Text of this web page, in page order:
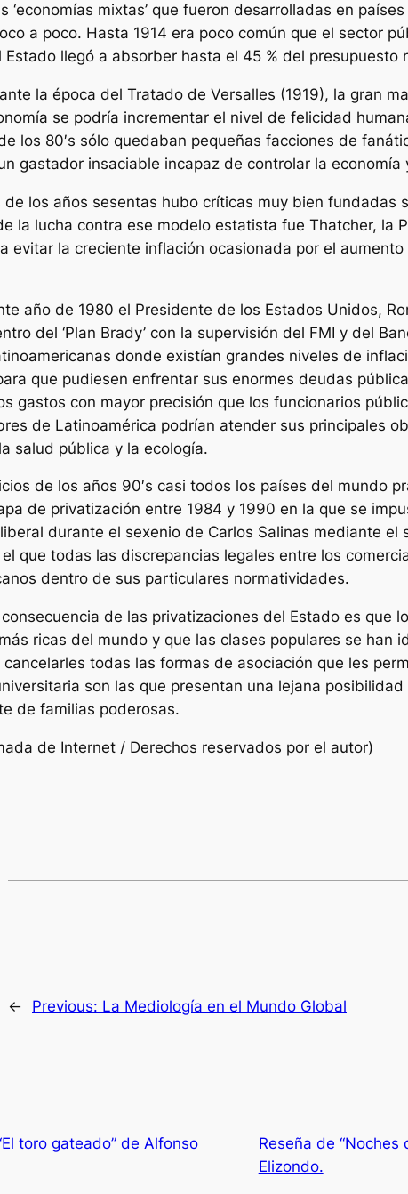
‘economías mixtas’ que fueron desarrolladas en
a poco. Hasta 1914 era poco común que el sector
Estado llegó a absorber hasta el 45 % del presupuesto
la época del Tratado de Versalles (1919), la gran
se podría incrementar el nivel de felicidad
los 80′s sólo quedaban pequeñas facciones de
gastador insaciable incapaz de controlar la economía
de los años sesentas hubo críticas muy bien fundadas
la lucha contra ese modelo estatista fue Thatcher, la
evitar la creciente inflación ocasionada por el
año de 1980 el Presidente de los Estados Unidos,
del ‘Plan Brady’ con la supervisión del FMI y del
donde existían grandes niveles de
que pudiesen enfrentar sus enormes deudas
gastos con mayor precisión que los funcionarios
de Latinoamérica podrían atender sus principales
salud pública y la ecología.
de los años 90′s casi todos los países del mundo
de privatización entre 1984 y 1990 en la que se
durante el sexenio de Carlos Salinas mediante
que todas las discrepancias legales entre los
dentro de sus particulares normatividades.
de las privatizaciones del Estado es
ricas del mundo y que las clases populares se
cancelarles todas las formas de asociación que les
son las que presentan una lejana
de familias poderosas.
de Internet / Derechos reservados por el autor)
← Previous: La Mediología en el Mundo Global
toro gateado” de Alfonso
Reseña de “Noches
Elizondo.